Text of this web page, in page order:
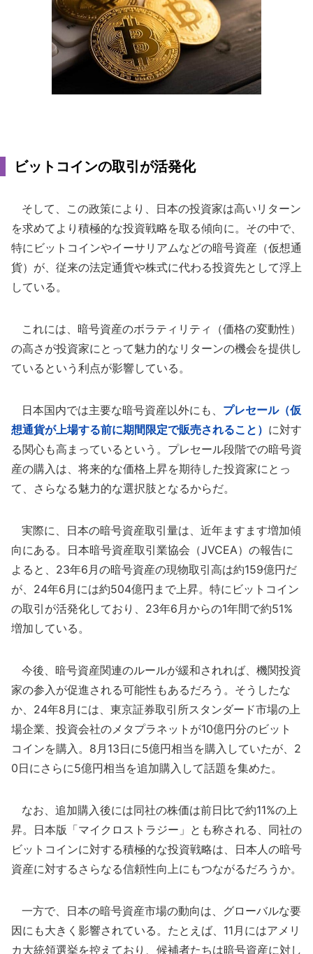
ビットコインの取引が活発化
そして、この政策により、日本の投資家は高いリターン
を求めてより積極的な投資戦略を取る傾向に。その中で、
特にビットコインやイーサリアムなどの暗号資産（仮想通
貨）が、従来の法定通貨や株式に代わる投資先として浮上
している。
これには、暗号資産のボラティリティ（価格の変動性）
の高さが投資家にとって魅力的なリターンの機会を提供し
ているという利点が影響している。
日本国内では主要な暗号資産以外にも、 プレセール（仮
想通貨が上場する前に期間限定で販売されること） に対す
る関心も高まっているという。プレセール段階での暗号資
産の購入は、将来的な価格上昇を期待した投資家にとっ
て、さらなる魅力的な選択肢となるからだ。
実際に、日本の暗号資産取引量は、近年ますます増加傾
向にある。日本暗号資産取引業協会（JVCEA）の報告に
よると、23年6月の暗号資産の現物取引高は約159億円だ
が、24年6月には約504億円まで上昇。特にビットコイン
の取引が活発化しており、23年6月からの1年間で約51%
増加している。
今後、暗号資産関連のルールが緩和されれば、機関投資
家の参入が促進される可能性もあるだろう。そうしたな
か、24年8月には、東京証券取引所スタンダード市場の上
場企業、投資会社のメタプラネットが10億円分のビット
コインを購入。8月13日に5億円相当を購入していたが、2
0日にさらに5億円相当を追加購入して話題を集めた。
なお、追加購入後には同社の株価は前日比で約11%の上
昇。日本版「マイクロストラジー」とも称される、同社の
ビットコインに対する積極的な投資戦略は、日本人の暗号
資産に対するさらなる信頼性向上にもつながるだろうか。
一方で、日本の暗号資産市場の動向は、グローバルな要
因にも大きく影響されている。たとえば、11月にはアメリ
カ大統領選挙を控えており、候補者たちは暗号資産に対し